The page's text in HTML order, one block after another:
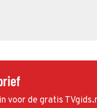
voor de gratis